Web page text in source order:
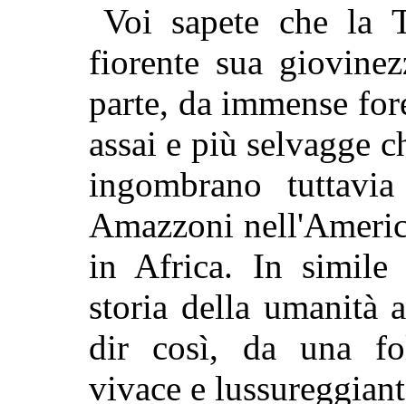
Voi sapete che la
fiorente sua
parte, da immense
assai e più selvagge
ingombrano
Amazzoni
in Africa. In simile
storia della umanità
dir così, da una
vivace e